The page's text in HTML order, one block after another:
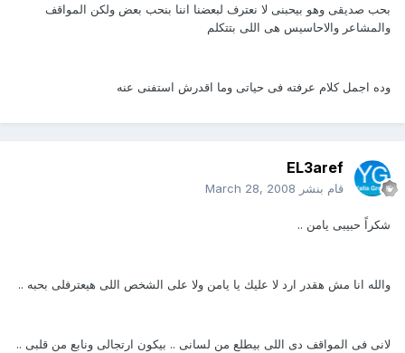
بحب صديقى وهو بيحبنى لا نعترف لبعضنا اننا بنحب بعض ولكن المواقف
والمشاعر والاحاسيس هى اللى بتتكلم
وده اجمل كلام عرفته فى حياتى وما اقدرش استفنى عنه
EL3aref
قام بنشر March 28, 2008
شكراً حبيبى يامن ..
والله انا مش هقدر ارد لا عليك يا يامن ولا على الشخص اللى هيعترفلى بحبه ..
لانى فى المواقف دى اللى بيطلع من لسانى .. بيكون ارتجالى ونابع من قلبى ..